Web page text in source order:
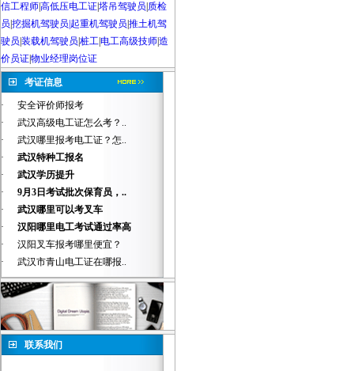
信工程师高低压电工证塔吊驾驶员 质检
员 挖掘机驾驶员|起重机驾驶员 推土机驾
驶员 装载机驾驶员 桩工电工高级技师造
价员证物业经理岗位证
考证信息
·
安全评价师报考
·
武汉高级电工证怎么考？..
·
武汉哪里报考电工证？怎..
·
武汉特种工报名
·
武汉学历提升
·
9月3日考试批次保育员，..
·
武汉哪里可以考叉车
·
汉阳哪里电工考试通过率高
·
汉阳叉车报考哪里便宜？
·
武汉市青山电工证在哪报..
联系我们